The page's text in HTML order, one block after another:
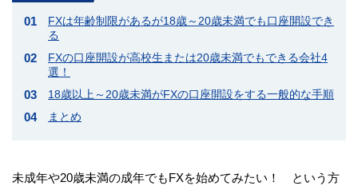
FXは年齢制限があるが18歳～20歳未満でも口座開設でき
る
FXの口座開設が高校生または20歳未満でもできる会社4
選！
18歳以上～20歳未満がFXの口座開設をする一般的な手順
まとめ
未成年や20歳未満の成年でもFXを始めてみたい！ という方